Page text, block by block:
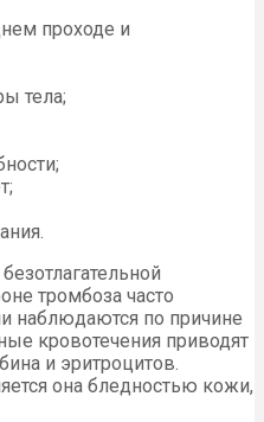
проходе и
тела;
тромбоза часто
наблюдаются по причине
кровотечения приводят
и эритроцитов.
она бледностью кожи,